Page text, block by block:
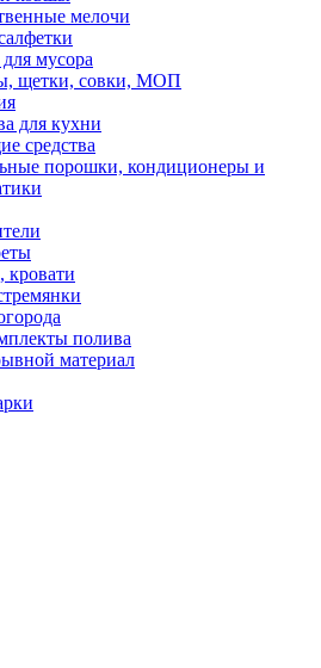
мелочи
мусора
щетки, совки, МОП
для кухни
средства
порошки, кондиционеры и
кровати
полива
материал